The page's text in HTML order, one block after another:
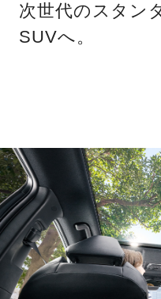
次世代のスタン
SUVへ。